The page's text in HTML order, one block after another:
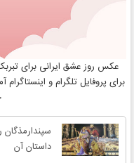
عکس روز عشق ایرانی برای
برای پروفایل تلگرام و
داستان آن